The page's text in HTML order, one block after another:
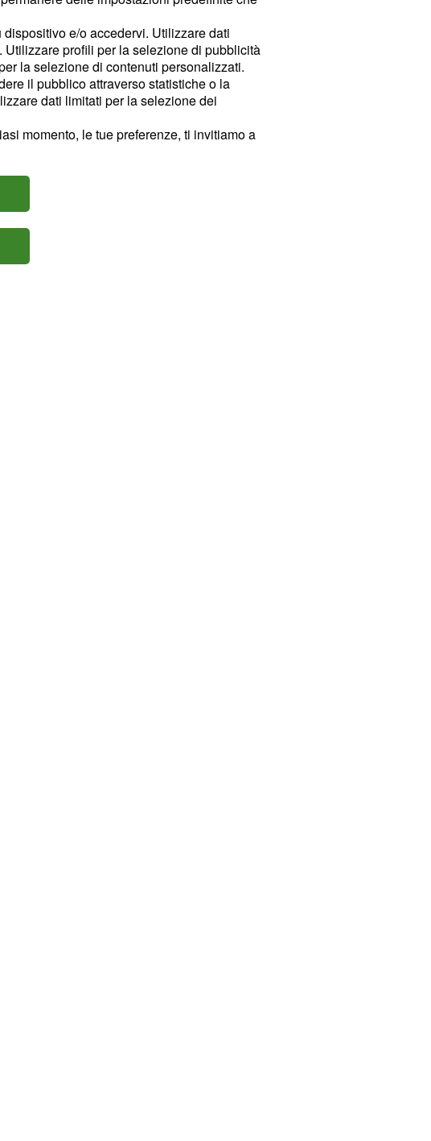
e/o accedervi. Utilizzare dati
profili per la selezione di pubblicità
la selezione di contenuti personalizzati.
il pubblico attraverso statistiche o la
dati limitati per la selezione dei
momento, le tue preferenze, ti invitiamo a